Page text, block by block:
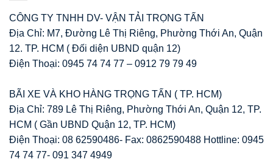
CÔNG TY TNHH DV- VẬN TẢI TRỌNG TẤN
Địa Chỉ: M7, Đường Lê Thị Riêng, Phường Thới An, Quận
12. TP. HCM ( Đối diện UBND quận 12)
Điện Thoại: 0945 74 74 77 – 0912 79 79 49
BÃI XE VÀ KHO HÀNG TRỌNG TẤN ( TP. HCM)
Địa Chỉ: 789 Lê Thị Riêng, Phường Thới An, Quận 12, TP.
HCM ( Gần UBND Quận 12, TP. HCM)
Điện Thoại: 08 62590486- Fax: 0862590488 Hottline: 0945
74 74 77- 091 347 4949